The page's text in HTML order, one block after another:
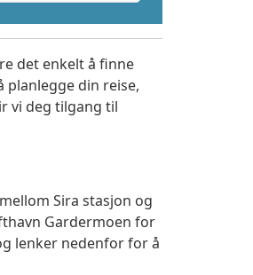
det enkelt å finne
din reise,
vi deg tilgang til
Sira stasjon og
Gardermoen for
lenker nedenfor for å